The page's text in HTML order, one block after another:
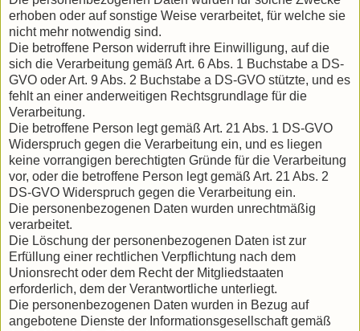
erhoben oder auf sonstige Weise verarbeitet, für welche sie
nicht mehr notwendig sind.
Die betroffene Person widerruft ihre Einwilligung, auf die
sich die Verarbeitung gemäß Art. 6 Abs. 1 Buchstabe a DS-
GVO oder Art. 9 Abs. 2 Buchstabe a DS-GVO stützte, und es
fehlt an einer anderweitigen Rechtsgrundlage für die
Verarbeitung.
Die betroffene Person legt gemäß Art. 21 Abs. 1 DS-GVO
Widerspruch gegen die Verarbeitung ein, und es liegen
keine vorrangigen berechtigten Gründe für die Verarbeitung
vor, oder die betroffene Person legt gemäß Art. 21 Abs. 2
DS-GVO Widerspruch gegen die Verarbeitung ein.
Die personenbezogenen Daten wurden unrechtmäßig
verarbeitet.
Die Löschung der personenbezogenen Daten ist zur
Erfüllung einer rechtlichen Verpflichtung nach dem
Unionsrecht oder dem Recht der Mitgliedstaaten
erforderlich, dem der Verantwortliche unterliegt.
Die personenbezogenen Daten wurden in Bezug auf
angebotene Dienste der Informationsgesellschaft gemäß